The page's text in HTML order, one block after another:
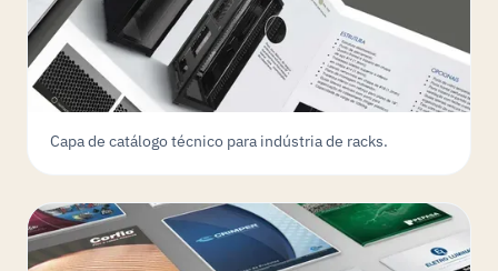
Capa de catálogo técnico para indústria de racks.